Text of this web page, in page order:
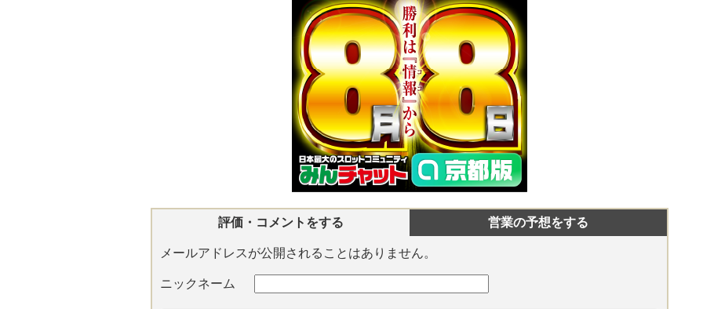
評価・コメントをする 営業の予想をする
メールアドレスが公開されることはありません。
ニックネーム